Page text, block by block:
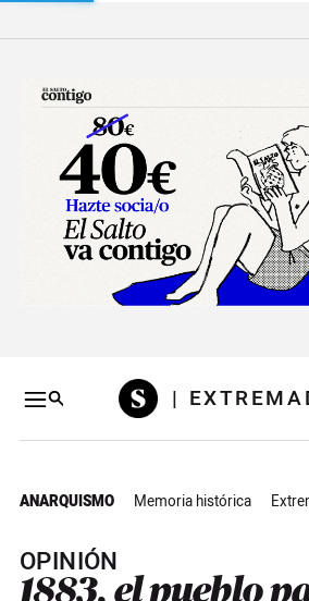
Salto a contenido
|
ANARQUISMO Memoria histórica
OPINIÓN
1883, el pueblo